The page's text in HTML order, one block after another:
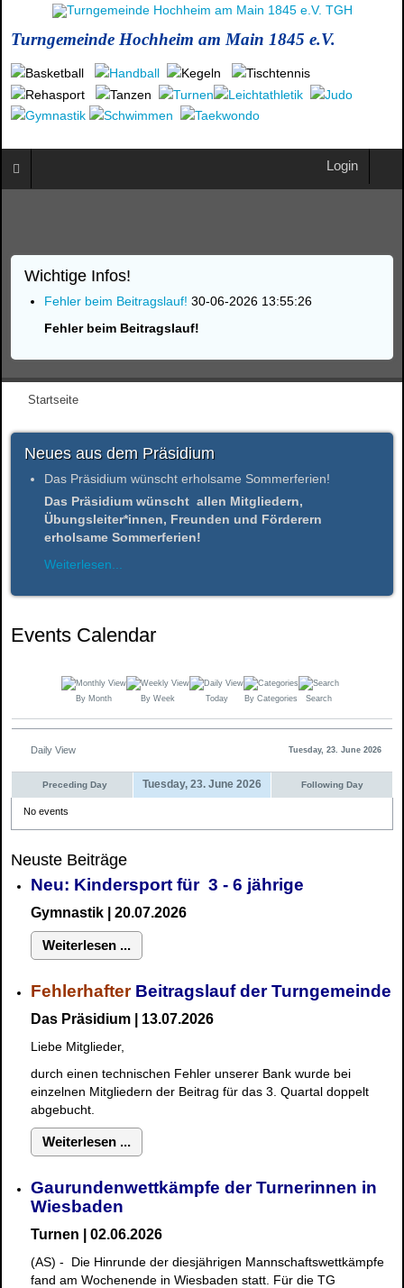
Turngemeinde Hochheim am Main 1845 e.V.
Login
Wichtige Infos!
Fehler beim Beitragslauf! 30-06-2026 13:55:26
Fehler beim Beitragslauf!
Startseite
Neues aus dem Präsidium
Das Präsidium wünscht erholsame Sommerferien!
Das Präsidium wünscht allen Mitgliedern,
Übungsleiter*innen, Freunden und Förderern
erholsame Sommerferien!
Weiterlesen...
Events Calendar
By Month By Week Today By Categories Search
Daily View Tuesday, 23. June 2026
Preceding Day Tuesday, 23. June 2026 Following Day
No events
Neuste Beiträge
Neu: Kindersport für 3 - 6 jährige
Gymnastik | 20.07.2026
Weiterlesen ...
FehlerhafterBeitragslauf der Turngemeinde
Das Präsidium | 13.07.2026
Liebe Mitglieder,
durch einen technischen Fehler unserer Bank wurde bei
einzelnen Mitgliedern der Beitrag für das 3. Quartal doppelt
abgebucht.
Weiterlesen ...
Gaurundenwettkämpfe der Turnerinnen in
Wiesbaden
Turnen | 02.06.2026
(AS) - Die Hinrunde der diesjährigen Mannschaftswettkämpfe
fand am Wochenende in Wiesbaden statt. Für die TG